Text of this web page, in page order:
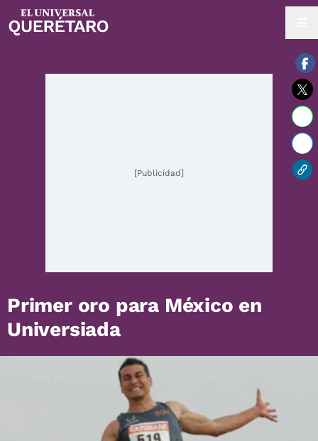
06 / agosto / 2026 | 15:00 hrs.
[Publicidad]
Primer oro para México en
Universiada